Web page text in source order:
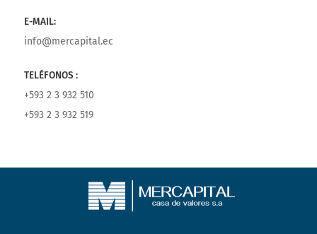
E-MAIL:
info@mercapital.ec
TELÉFONOS :
+593 2 3 932 510
+593 2 3 932 519